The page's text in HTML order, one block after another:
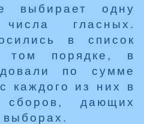
выбирает одну
гласных.
в список
том порядке, в
по сумме
каждого из них в
дающих
выборах.